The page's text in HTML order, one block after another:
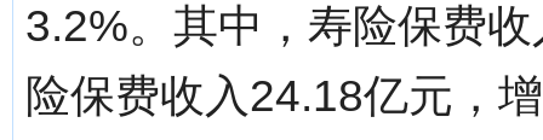
3.2%。其中，寿险保费
险保费收入24.18亿元，